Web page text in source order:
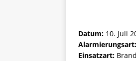
Datum: 10. Juli
Alarmierungsart:
Einsatzart: